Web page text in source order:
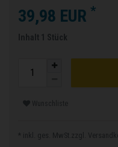
39,98 EUR *
Inhalt 1 Stück
Wunschliste
* inkl. ges. MwSt.zzgl.